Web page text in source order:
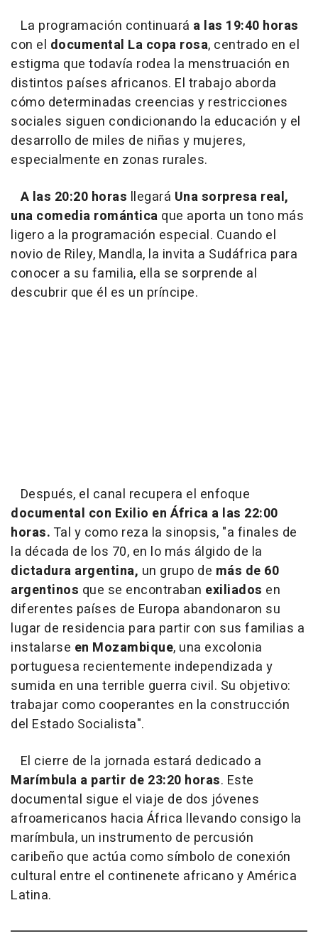
La programación continuará a las 19:40 horas
con el documental La copa rosa, centrado en el
estigma que todavía rodea la menstruación en
distintos países africanos. El trabajo aborda
cómo determinadas creencias y restricciones
sociales siguen condicionando la educación y el
desarrollo de miles de niñas y mujeres,
especialmente en zonas rurales.
A las 20:20 horas llegará Una sorpresa real,
una comedia romántica que aporta un tono más
ligero a la programación especial. Cuando el
novio de Riley, Mandla, la invita a Sudáfrica para
conocer a su familia, ella se sorprende al
descubrir que él es un príncipe.
Después, el canal recupera el enfoque
documental con Exilio en África a las 22:00
horas. Tal y como reza la sinopsis, "a finales de
la década de los 70, en lo más álgido de la
dictadura argentina, un grupo de más de 60
argentinos que se encontraban exiliados en
diferentes países de Europa abandonaron su
lugar de residencia para partir con sus familias a
instalarse en Mozambique, una excolonia
portuguesa recientemente independizada y
sumida en una terrible guerra civil. Su objetivo:
trabajar como cooperantes en la construcción
del Estado Socialista".
El cierre de la jornada estará dedicado a
Marímbula a partir de 23:20 horas. Este
documental sigue el viaje de dos jóvenes
afroamericanos hacia África llevando consigo la
marímbula, un instrumento de percusión
caribeño que actúa como símbolo de conexión
cultural entre el continenete africano y América
Latina.